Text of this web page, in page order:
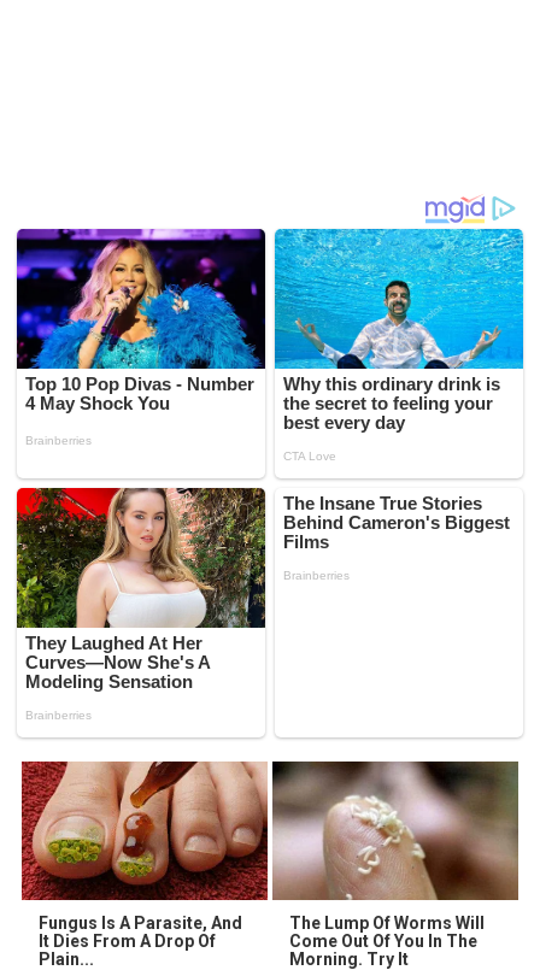
Fungus Is A Parasite, And
It Dies From A Drop Of
Plain...
The Lump Of Worms Will
Come Out Of You In The
Morning. Try It